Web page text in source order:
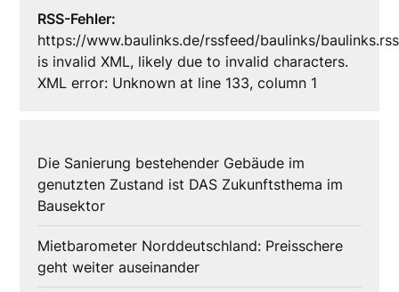
RSS-Fehler:
https://www.baulinks.de/rssfeed/baulinks/baulinks.rss
is invalid XML, likely due to invalid characters.
XML error: Unknown at line 133, column 1
Die Sanierung bestehender Gebäude im
genutzten Zustand ist DAS Zukunftsthema im
Bausektor
Mietbarometer Norddeutschland: Preisschere
geht weiter auseinander